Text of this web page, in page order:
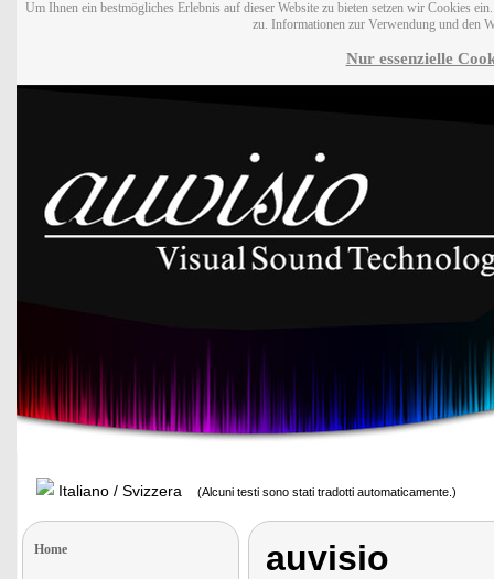
Um Ihnen ein bestmögliches Erlebnis auf dieser Website zu bieten setzen wir Cookies
zu. Informationen zur Verwendung und den
Nur essenzielle
Italiano / Svizzera (Alcuni testi sono stati tradotti automaticamente.)
Home auvisio